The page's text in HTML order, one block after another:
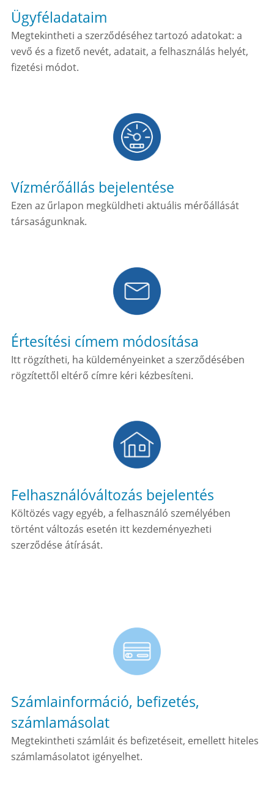
Ügyféladataim
Megtekintheti a szerződéséhez tartozó adatokat: a
vevő és a fizető nevét, adatait, a felhasználás helyét,
fizetési módot.
Vízmérőállás bejelentése
Ezen az űrlapon megküldheti aktuális mérőállását
társaságunknak.
Értesítési címem módosítása
Itt rögzítheti, ha küldeményeinket a szerződésében
rögzítettől eltérő címre kéri kézbesíteni.
Felhasználóváltozás bejelentés
Költözés vagy egyéb, a felhasználó személyében
történt változás esetén itt kezdeményezheti
szerződése átírását.
Számlainformáció, befizetés,
számlamásolat
Megtekintheti számláit és befizetéseit, emellett hiteles
számlamásolatot igényelhet.